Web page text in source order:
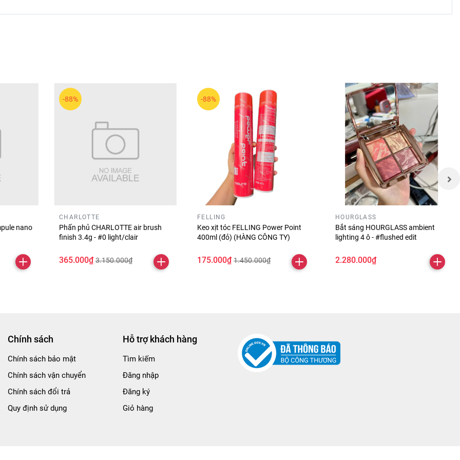
bóng khỏe, mịn và tươi sáng cả ngày!
nano
-88%
CHARLOTTE
Phấn phủ CHARLOTTE air brush
finish 3.4g - #0 light/clair
365.000₫ 3.150.000₫
-88%
FELLING
Keo xịt tóc FELLING Power Point
400ml (đỏ) (HÀNG CÔNG TY)
175.000₫ 1.450.000₫
HOURGLASS
Bắt sáng HOURGLASS ambient
lighting 4 ô - #flushed edit
2.280.000₫
Chính sách
Chính sách bảo mật
Chính sách vận chuyển
Chính sách đổi trả
Quy định sử dụng
Hỗ trợ khách hàng
Tìm kiếm
Đăng nhập
Đăng ký
Giỏ hàng